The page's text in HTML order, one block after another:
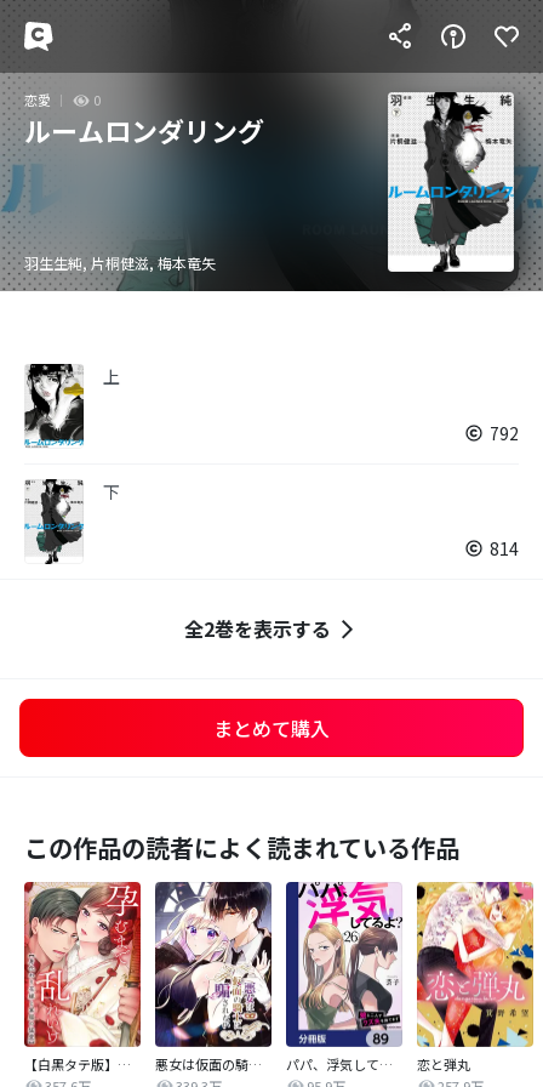
恋愛 0
ルームロンダリング
羽生生純, 片桐健滋, 梅本竜矢
上
792
下
814
全2巻を表示する
まとめて購入
この作品の読者によく読まれている作品
【白黒タテ版】孕むまで乱れいけ～身代わり花嫁と軍服の猛愛
悪女は仮面の騎士に騙されない
パパ、浮気してるよ？娘と二人でクズ夫を捨てます【分冊版】
恋と弾丸